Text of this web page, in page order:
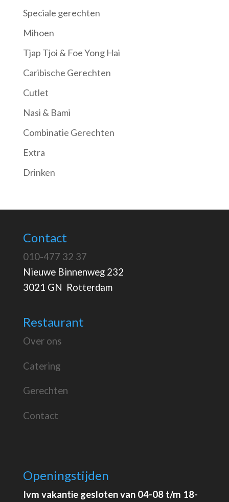
Speciale gerechten
Mihoen
Tjap Tjoi & Foe Yong Hai
Caribische Gerechten
Cutlet
Nasi & Bami
Combinatie Gerechten
Extra
Drinken
Contact
010-477 32 37
Nieuwe Binnenweg 232
3021 GN Rotterdam
Restaurant
Over ons
Catering
Gerechten
Contact
Openingstijden
Ivm vakantie gesloten van 04-08 t/m 18-